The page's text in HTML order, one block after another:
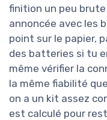
finition un peu
annoncée avec les
point sur le papier,
des batteries si tu
même vérifier la
la même fiabilité
on a un kit assez
est calculé pour